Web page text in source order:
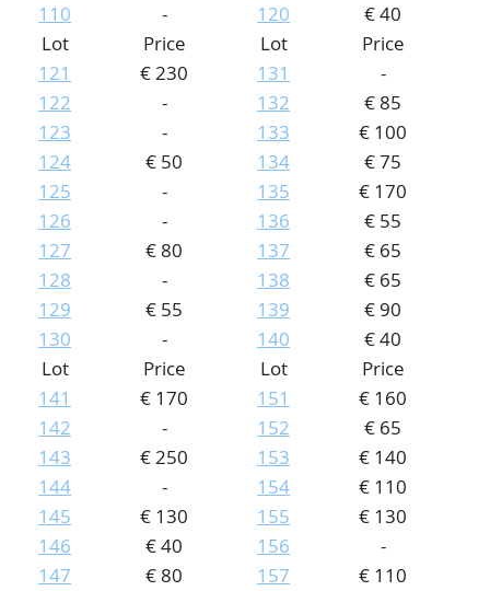
110
-
120
€ 40
Lot
Price
121
€ 230
122
-
123
-
124
€ 50
125
-
126
-
127
€ 80
128
-
129
€ 55
130
-
Lot
Price
131
-
132
€ 85
133
€ 100
134
€ 75
135
€ 170
136
€ 55
137
€ 65
138
€ 65
139
€ 90
140
€ 40
Lot
Price
141
€ 170
142
-
143
€ 250
144
-
145
€ 130
146
€ 40
147
€ 80
Lot
Price
151
€ 160
152
€ 65
153
€ 140
154
€ 110
155
€ 130
156
-
157
€ 110